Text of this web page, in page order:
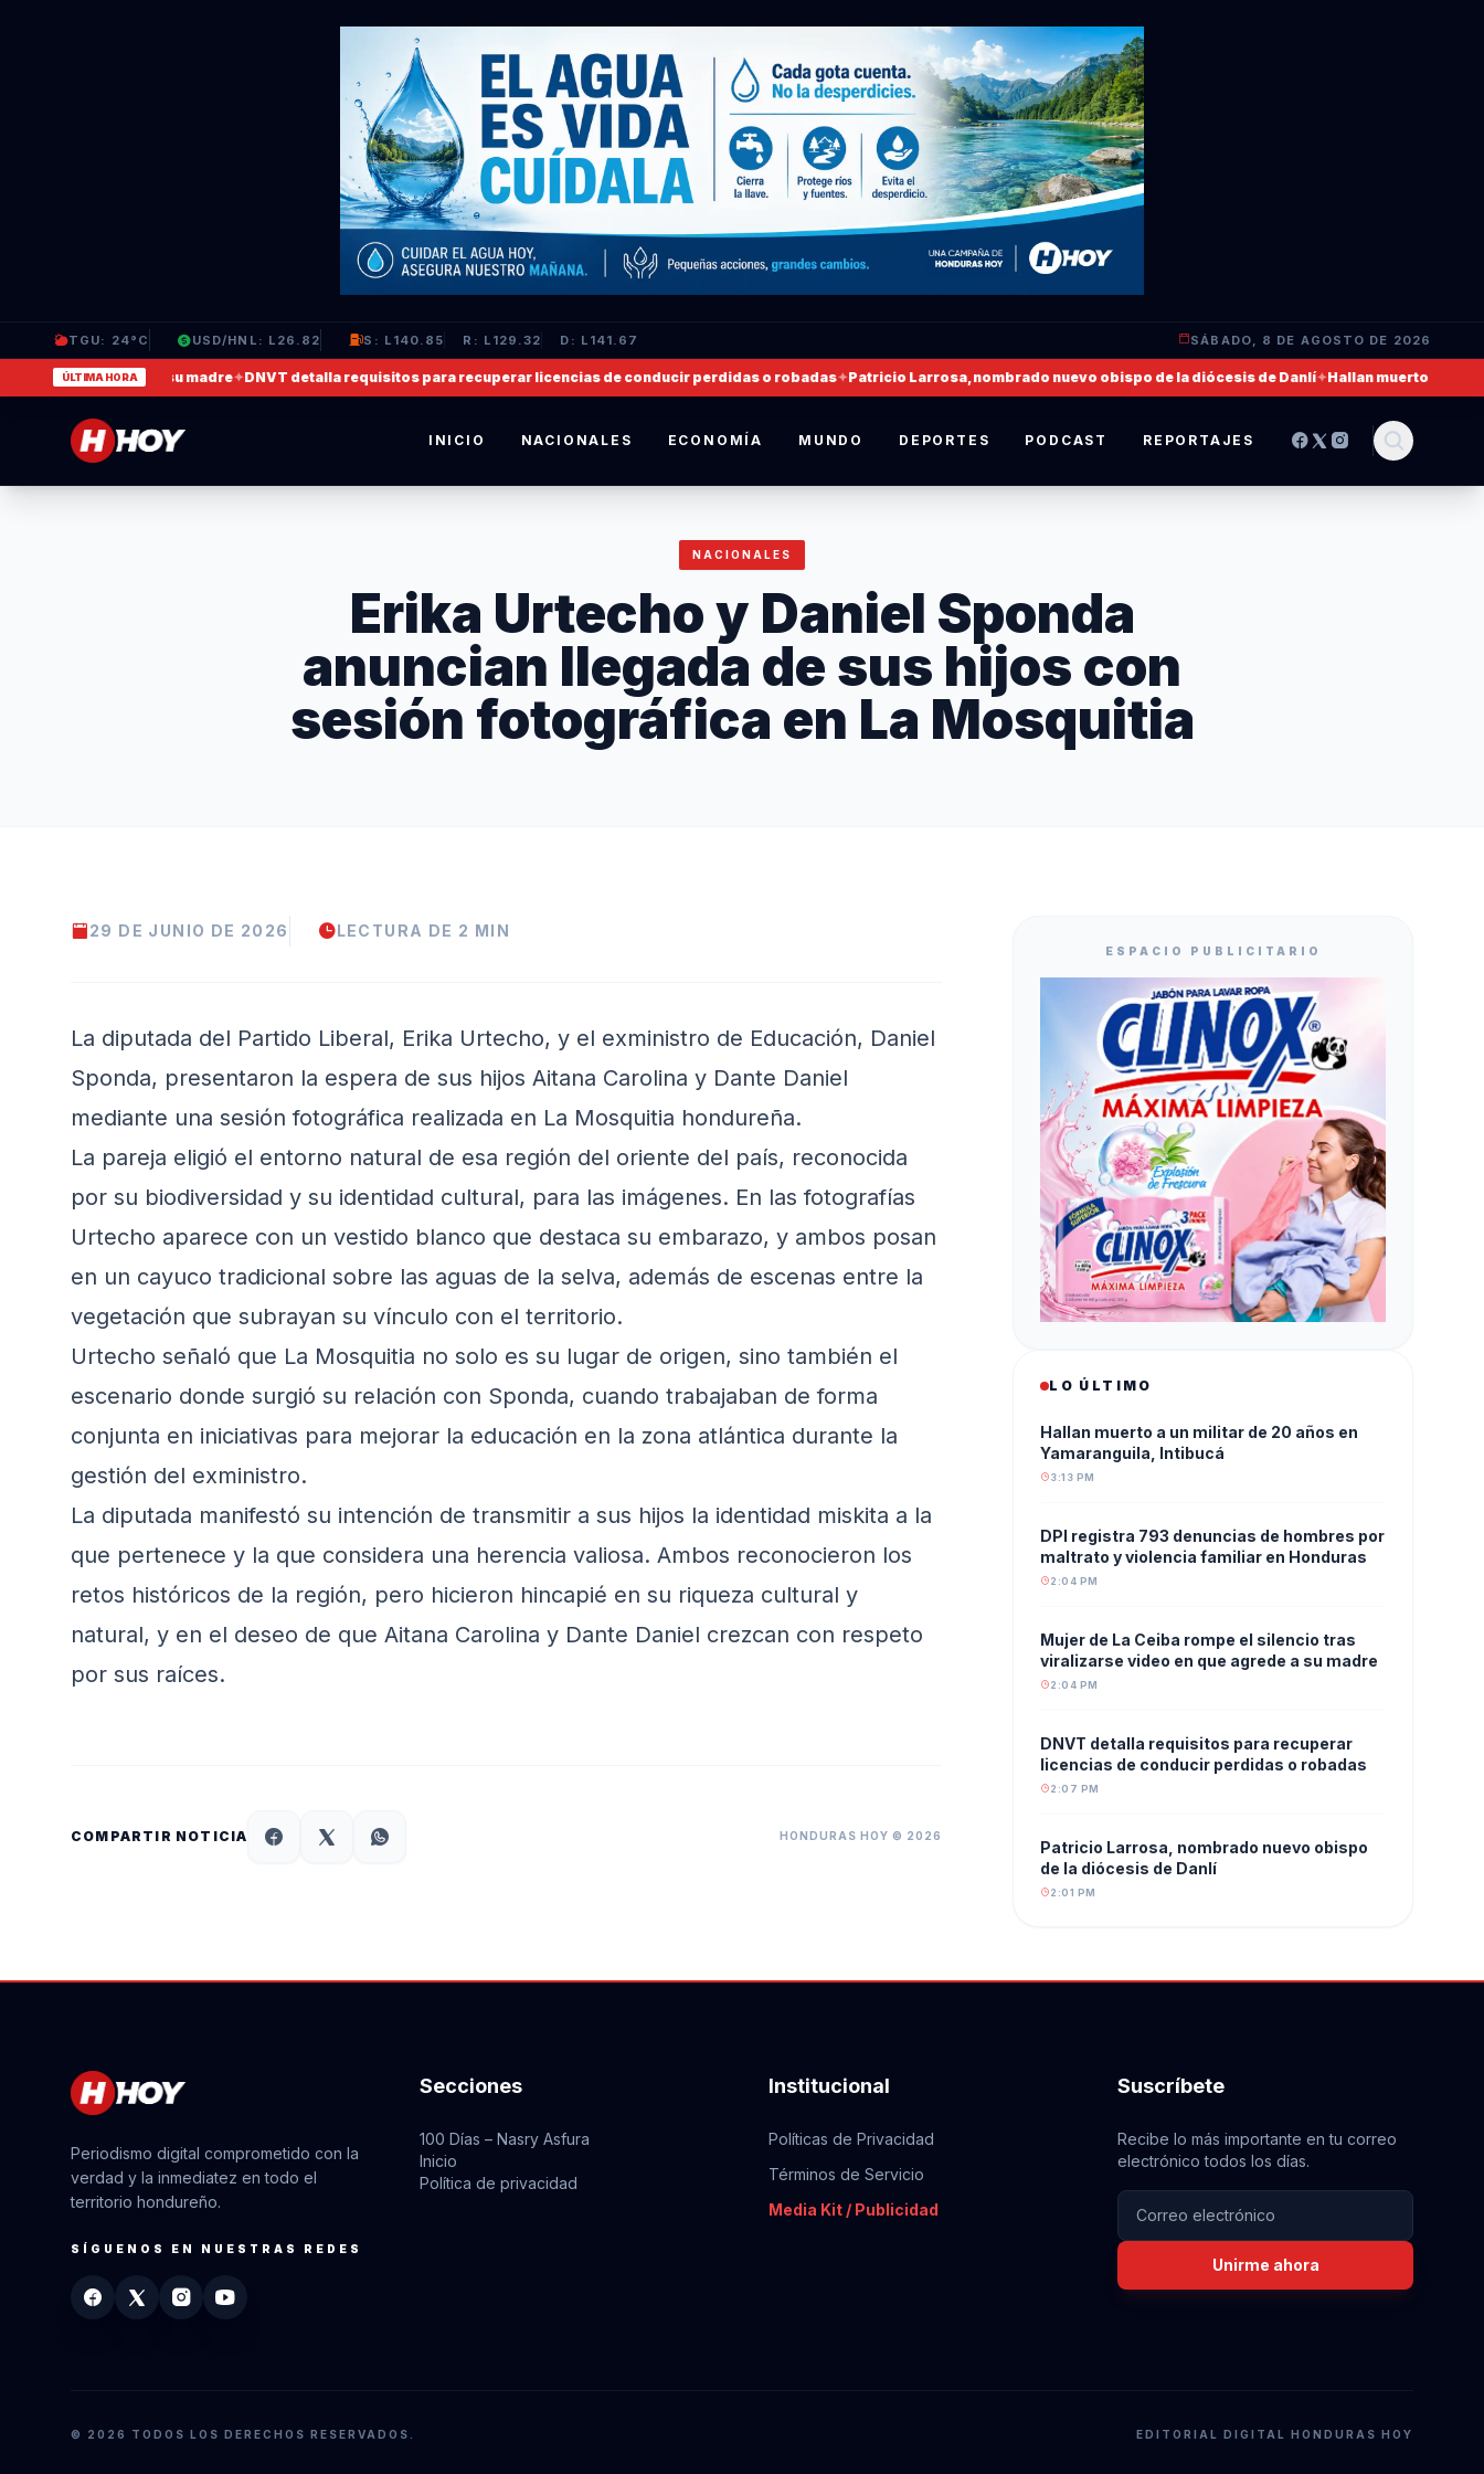
TGU: 24°C USD/HNL: L26.82 S: L140.85 R: L129.32 D: L141.67 SÁBADO, 8 DE AGOSTO DE 2026
ÚLTIMA HORA
en que agrede a su madre✦DNVT detalla requisitos para recuperar licencias de conducir perdidas o robadas✦Patricio Larrosa, nombrado nuevo obispo de la diócesis de Danlí✦Hallan muerto a un militar
INICIO NACIONALES ECONOMÍA MUNDO DEPORTES PODCAST REPORTAJES
NACIONALES
Erika Urtecho y Daniel Sponda
anuncian llegada de sus hijos con
sesión fotográfica en La Mosquitia
29 DE JUNIO DE 2026 LECTURA DE 2 MIN
La diputada del Partido Liberal, Erika Urtecho, y el exministro de Educación, Daniel
Sponda, presentaron la espera de sus hijos Aitana Carolina y Dante Daniel
mediante una sesión fotográfica realizada en La Mosquitia hondureña.
La pareja eligió el entorno natural de esa región del oriente del país, reconocida
por su biodiversidad y su identidad cultural, para las imágenes. En las fotografías
Urtecho aparece con un vestido blanco que destaca su embarazo, y ambos posan
en un cayuco tradicional sobre las aguas de la selva, además de escenas entre la
vegetación que subrayan su vínculo con el territorio.
Urtecho señaló que La Mosquitia no solo es su lugar de origen, sino también el
escenario donde surgió su relación con Sponda, cuando trabajaban de forma
conjunta en iniciativas para mejorar la educación en la zona atlántica durante la
gestión del exministro.
La diputada manifestó su intención de transmitir a sus hijos la identidad miskita a la
que pertenece y la que considera una herencia valiosa. Ambos reconocieron los
retos históricos de la región, pero hicieron hincapié en su riqueza cultural y
natural, y en el deseo de que Aitana Carolina y Dante Daniel crezcan con respeto
por sus raíces.
COMPARTIR NOTICIA HONDURAS HOY © 2026
ESPACIO PUBLICITARIO
LO ÚLTIMO
Hallan muerto a un militar de 20 años en
Yamaranguila, Intibucá
3:13 PM
DPI registra 793 denuncias de hombres por
maltrato y violencia familiar en Honduras
2:04 PM
Mujer de La Ceiba rompe el silencio tras
viralizarse video en que agrede a su madre
2:04 PM
DNVT detalla requisitos para recuperar
licencias de conducir perdidas o robadas
2:07 PM
Patricio Larrosa, nombrado nuevo obispo
de la diócesis de Danlí
2:01 PM
Periodismo digital comprometido con la
verdad y la inmediatez en todo el
territorio hondureño.
SÍGUENOS EN NUESTRAS REDES
Secciones
100 Días – Nasry Asfura
Inicio
Política de privacidad
Institucional
Políticas de Privacidad
Términos de Servicio
Media Kit / Publicidad
Suscríbete
Recibe lo más importante en tu correo
electrónico todos los días.
Unirme ahora
© 2026 TODOS LOS DERECHOS RESERVADOS. EDITORIAL DIGITAL HONDURAS HOY